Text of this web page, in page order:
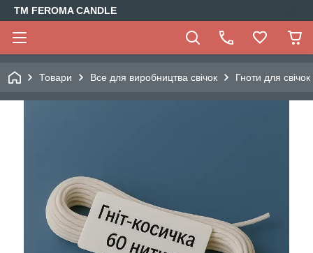
TM FEROMA CANDLE
Товари Все для виробництва свічок Гноти для свічок